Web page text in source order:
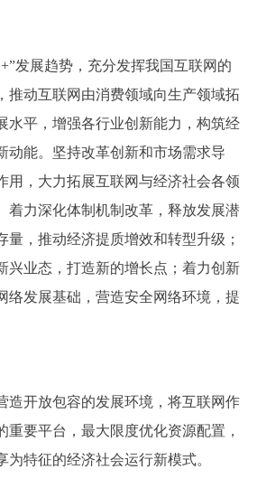
展趋势，充分发挥我国互联网的
推动互联网由消费领域向生产领域拓
水平，增强各行业创新能力，构筑经
动能。坚持改革创新和市场需求导
用，大力拓展互联网与经济社会各领
着力深化体制机制改革，释放发展潜
量，推动经济提质增效和转型升级；
兴业态，打造新的增长点；着力创新
络发展基础，营造安全网络环境，提
开放包容的发展环境，将互联网作
重要平台，最大限度优化资源配置，
为特征的经济社会运行新模式。